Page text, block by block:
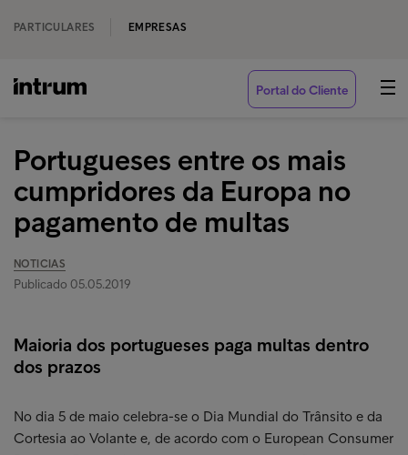
PARTICULARES EMPRESAS
Portal do Cliente
Portugueses entre os mais
cumpridores da Europa no
pagamento de multas
NOTICIAS
Publicado 05.05.2019
Maioria dos portugueses paga multas dentro
dos prazos
No dia 5 de maio celebra-se o Dia Mundial do Trânsito e da
Cortesia ao Volante e, de acordo com o European Consumer